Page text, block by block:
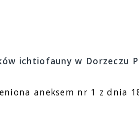
ichtiofauny w Dorzeczu
aneksem nr 1 z dnia